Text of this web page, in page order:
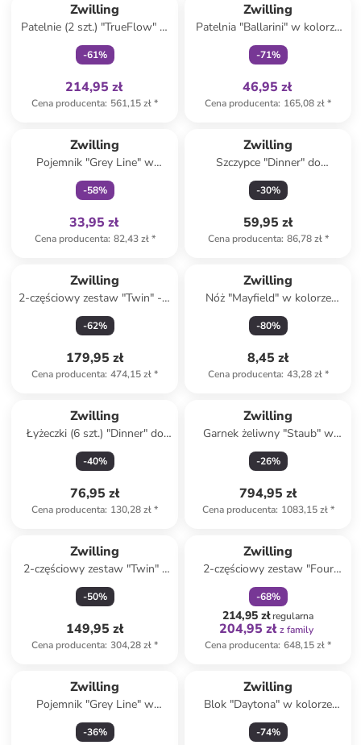
Zwilling
Patelnie (2 szt.) "TrueFlow" w
kolorze srebrnym
-61%
214,95 zł
Cena producenta: 561,15 zł*
Zwilling
Patelnia "Ballarini" w kolorze
szarym - Ø 20 cm
-71%
46,95 zł
Cena producenta: 165,08 zł*
Zwilling
Pojemnik "Grey Line" w
kolorze białym na lunch - 1 l
-58%
33,95 zł
Cena producenta: 82,43 zł*
Zwilling
Szczypce "Dinner" do
spaghetti - dł. 24 cm
-30%
59,95 zł
Cena producenta: 86,78 zł*
Zwilling
2-częściowy zestaw "Twin" - 6
l
-62%
179,95 zł
Cena producenta: 474,15 zł*
Zwilling
Nóż "Mayfield" w kolorze
srebrnym - dł. 9 cm
-80%
8,45 zł
Cena producenta: 43,28 zł*
Zwilling
Łyżeczki (6 szt.) "Dinner" do
latte macchiato - dł. 21,4 cm
-40%
76,95 zł
Cena producenta: 130,28 zł*
Zwilling
Garnek żeliwny "Staub" w
kolorze czerwonym - Ø 22 cm
-26%
794,95 zł
Cena producenta: 1083,15 zł*
Zwilling
2-częściowy zestaw "Twin" -
1,5 l
-50%
149,95 zł
Cena producenta: 304,28 zł*
Zwilling
2-częściowy zestaw "Four
Stars" w kolorze czarnym
-68%
214,95 złregularna
204,95 zł z family
Cena producenta: 648,15 zł*
Zwilling
Pojemnik "Grey Line" w
kolorze białym na lunch - 2 l
-36%
Zwilling
Blok "Daytona" w kolorze
brązowym na noże - 9,5 x 21
x 17,5 cm
-74%